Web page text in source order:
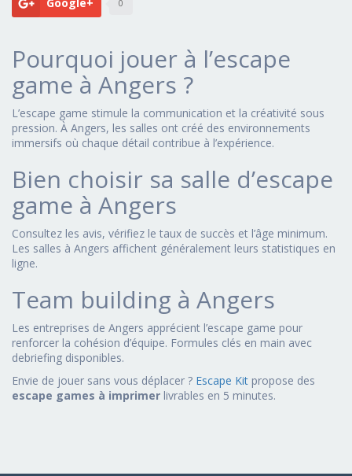
0
Pourquoi jouer à l’escape
game à Angers ?
L’escape game stimule la communication et la créativité sous
pression. À Angers, les salles ont créé des environnements
immersifs où chaque détail contribue à l’expérience.
Bien choisir sa salle d’escape
game à Angers
Consultez les avis, vérifiez le taux de succès et l’âge minimum.
Les salles à Angers affichent généralement leurs statistiques en
ligne.
Team building à Angers
Les entreprises de Angers apprécient l’escape game pour
renforcer la cohésion d’équipe. Formules clés en main avec
debriefing disponibles.
Envie de jouer sans vous déplacer ? Escape Kit propose des
escape games à imprimer livrables en 5 minutes.